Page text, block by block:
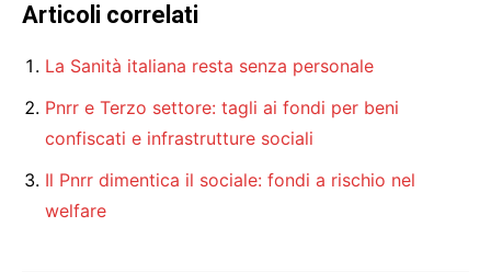
Articoli correlati
La Sanità italiana resta senza personale
Pnrr e Terzo settore: tagli ai fondi per beni
confiscati e infrastrutture sociali
Il Pnrr dimentica il sociale: fondi a rischio nel
welfare